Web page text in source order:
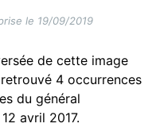
le 19/09/2019
de cette image
4 occurrences
du général
12 avril 2017.